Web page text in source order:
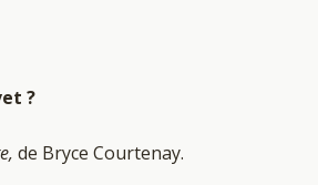
?
de Bryce Courtenay.